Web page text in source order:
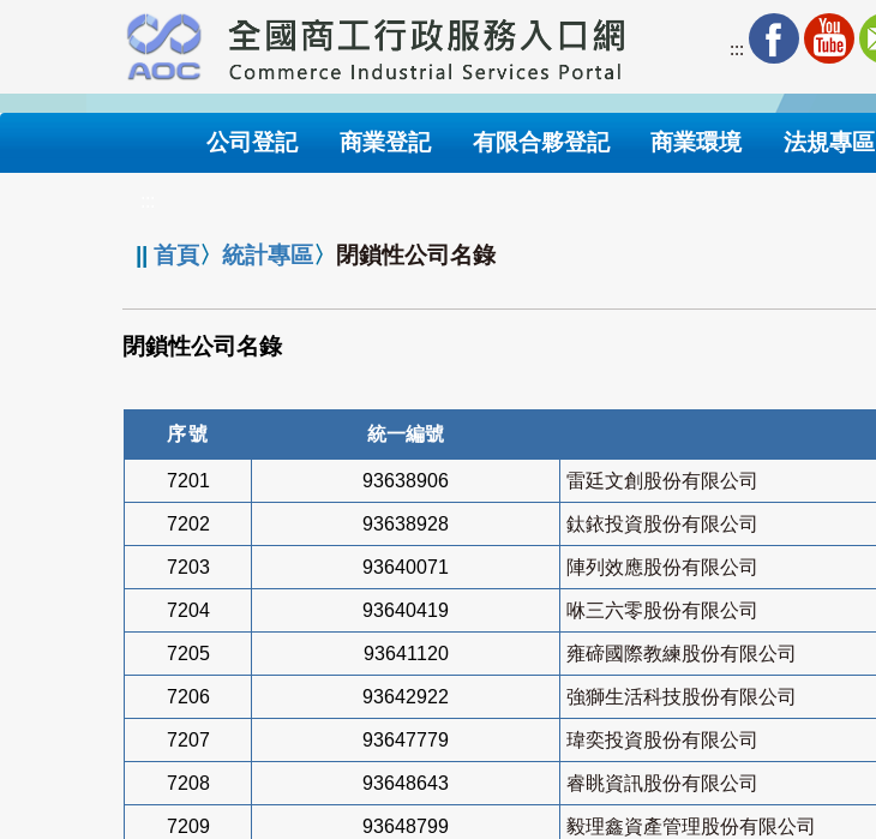
要
內
:::
公司登記 商業登記 有限合夥登記 商業環境 法規專區
||首頁〉統計專區〉 閉鎖性公司名錄
閉鎖性公司名錄
序號 統一編號
7201 93638906 雷廷文創股份有限公司
7202 93638928 鈦銥投資股份有限公司
7203 93640071 陣列效應股份有限公司
7204 93640419 咻三六零股份有限公司
7205 93641120 雍碲國際教練股份有限公司
7206 93642922 強獅生活科技股份有限公司
7207 93647779 瑋奕投資股份有限公司
7208 93648643 睿眺資訊股份有限公司
7209 93648799 毅理鑫資產管理股份有限公司